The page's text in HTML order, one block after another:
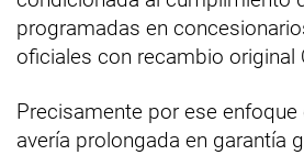
programadas en
oficiales con recambio original
Precisamente por ese enfoque
avería prolongada en garantía